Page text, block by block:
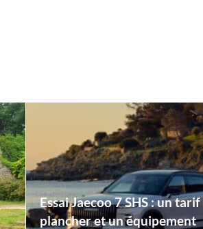
Essai Jaecoo 7 SHS : un tarif
plancher et un équipement